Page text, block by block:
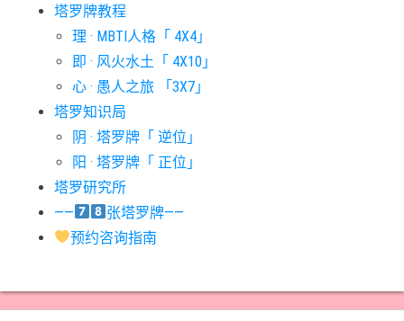
#宝剑五意思 #宝剑侍从意思
#宝剑十意思 #宝剑四意思 #宝剑国王意思
#愚人牌意思 #战车牌意思
#星币七意思 #星币三意思
#星币五意思 #星币侍从意思
#星币骑士意思 #星星牌意思
#权杖五意思 #权杖侍从意思 #权杖八意思 #权杖六意思
塔罗牌教程
理 · MBTI人格「 4X4」
即 · 风火水土「 4X10」
心 · 愚人之旅 「3X7」
塔罗知识局
阴 · 塔罗牌「 逆位」
阳 · 塔罗牌「 正位」
塔罗研究所
——
张塔罗牌——
预约咨询指南